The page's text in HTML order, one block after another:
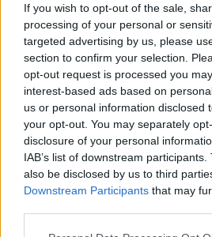
If you wish to opt-out of the sale,
processing of your personal or
targeted advertising by us, please
section to confirm your selection.
opt-out request is processed you
interest-based ads based on
us or personal information disclosed
your opt-out. You may separately
disclosure of your personal
IAB’s list of downstream
also be disclosed by us to third
Downstream Participants that may
Please note that this website/app
υπηρεσιών της
των ΗΠΑ.
Στην αμερικανική
ημέρα της εκλογής του
στην προεδρία. Εγινε
αφροαμερικανή γυναίκα
στην Γερουσία, αλλά και η
γερουσιαστής
54χρονη Κάμαλα Χάρις
της προοδευτικής
δεκαετίας του ’60.